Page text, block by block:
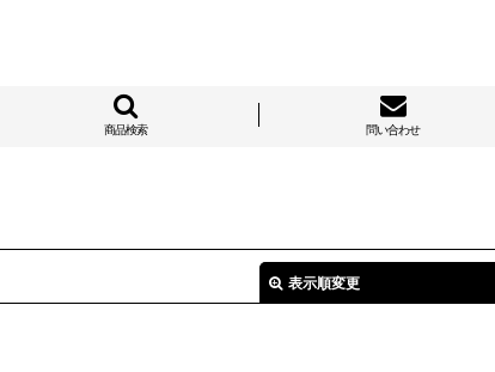
商品検索 問い合わせ
表示順変更